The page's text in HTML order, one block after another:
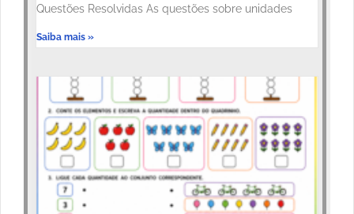
Questões Resolvidas As questões sobre unidades
Saiba mais »